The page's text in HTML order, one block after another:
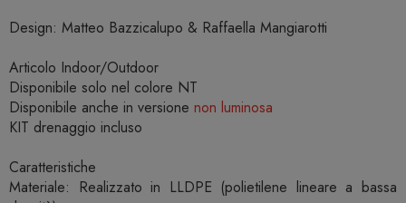
Design: Matteo Bazzicalupo & Raffaella Mangiarotti
Articolo Indoor/Outdoor
Disponibile solo nel colore NT
Disponibile anche in versione non luminosa
KIT drenaggio incluso
Caratteristiche
Materiale: Realizzato in LLDPE (polietilene lineare a bassa